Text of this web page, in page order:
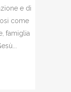
e di
come
famiglia